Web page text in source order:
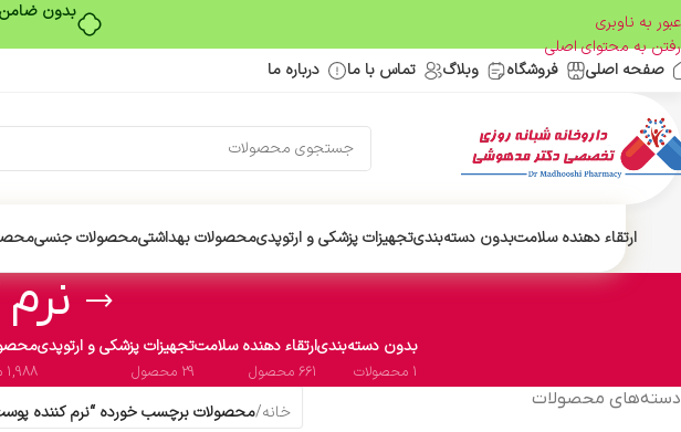
بدون
عبور به ناوبری
رفتن به محتوای اصلی
صفحه اصلی
فروشگاه وبلاگ تماس با ما درباره ما
ارتقاء دهنده سلامتبدون دسته‌بندیتجهیزات پزشکی و ارتوپدیمحصولات بهداشتیمحصولات جنسی
بدون دسته‌بندی
1 محصولات
ارتقاء دهنده سلامت
661 محصول
تجهیزات پزشکی و ارتوپدی
29 محصول 1,988 محصول
دسته‌های محصولات
خانه/محصولات برچسب خورده “نرم کننده